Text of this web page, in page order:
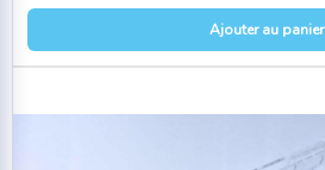
Ajouter au panier